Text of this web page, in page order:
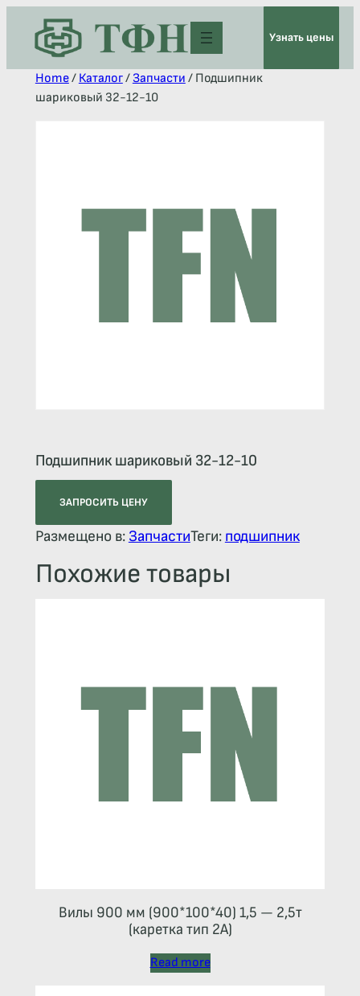
Узнать цены
Home/ Каталог/ Запчасти / Подшипник
шариковый 32-12-10
Подшипник шариковый 32-12-10
ЗАПРОСИТЬ ЦЕНУ
Размещено в: ЗапчастиТеги: подшипник
Похожие товары
Вилы 900 мм (900*100*40) 1,5 — 2,5т
(каретка тип 2A)
Read more